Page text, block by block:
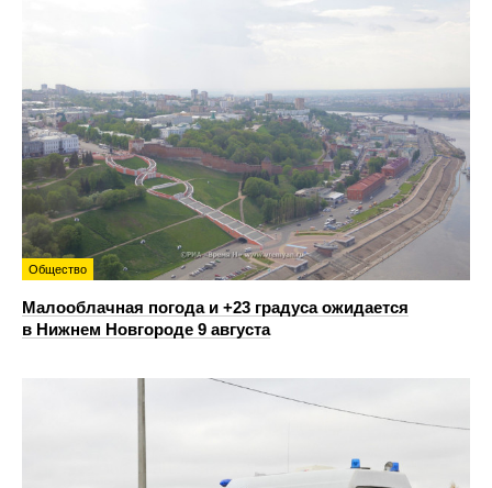
Общество
Малооблачная погода и +23 градуса ожидается
в Нижнем Новгороде 9 августа